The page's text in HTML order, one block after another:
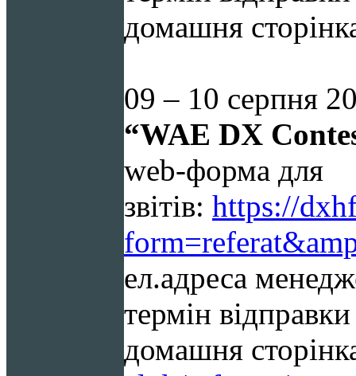
домашня
09 – 10 серпня
“WAE DX
web-форма для
звітів: https://
ел.адреса
термін
домашня